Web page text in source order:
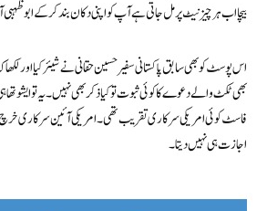
بیچا اب ہر چیز نیٹ پر مل جاتی ہے آپ کو اپنی دکان بند کر کے ابو ظہبی
اس پوسٹ کو بھی سابق پاکستانی سفیر حسین حقانی نے شیئر کیا اور
بھی ٹکٹ والے دعوے کا کوئی ثبوت تو کیا ذکر بھی نہیں۔ یہ تو ایشو
فاسٹ کوئی امریکی سرکاری تقریب تھی۔ امریکی آئین سرکاری خرچ
اجازت ہی نہیں دیتا۔